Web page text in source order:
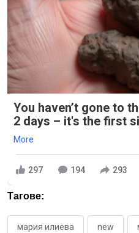
You haven’t gone to
2 days – it's the first
More
297 194 293
Тагове:
мария илиева new